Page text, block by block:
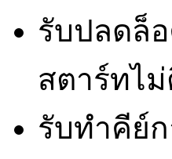
รับปลดล็
สตาร์ทไ
รับทำคีย์